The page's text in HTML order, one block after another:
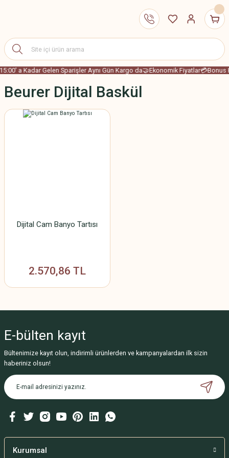
a Kadar Gelen Sparişler Aynı Gün Kargo da🤝Ekonomik Fiyatlar💳Bonus
Beurer Dijital Baskül
Dijital Cam Banyo Tartısı
2.570,86 TL
E-bülten kayıt
Bültenimize kayıt olun, indirimli ürünlerden ve kampanyalardan ilk sizin
haberiniz olsun!
Kurumsal